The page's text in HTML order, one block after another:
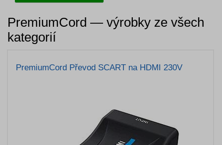
PremiumCord — výrobky ze všech
kategorií
PremiumCord Převod SCART na HDMI 230V